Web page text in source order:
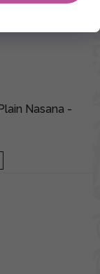
Nasana -